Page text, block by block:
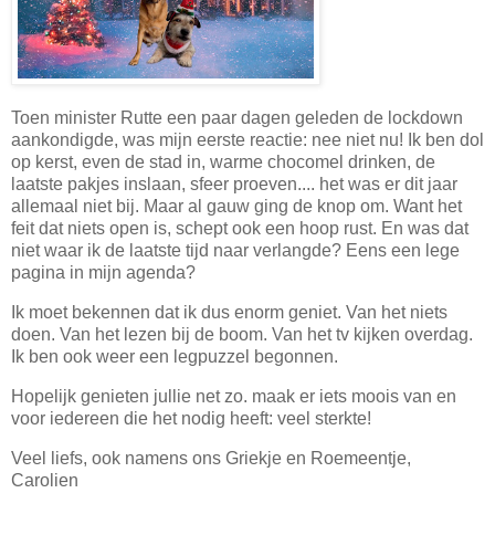
Toen minister Rutte een paar dagen geleden de lockdown
aankondigde, was mijn eerste reactie: nee niet nu! Ik ben dol
op kerst, even de stad in, warme chocomel drinken, de
laatste pakjes inslaan, sfeer proeven.... het was er dit jaar
allemaal niet bij. Maar al gauw ging de knop om. Want het
feit dat niets open is, schept ook een hoop rust. En was dat
niet waar ik de laatste tijd naar verlangde? Eens een lege
pagina in mijn agenda?
Ik moet bekennen dat ik dus enorm geniet. Van het niets
doen. Van het lezen bij de boom. Van het tv kijken overdag.
Ik ben ook weer een legpuzzel begonnen.
Hopelijk genieten jullie net zo. maak er iets moois van en
voor iedereen die het nodig heeft: veel sterkte!
Veel liefs, ook namens ons Griekje en Roemeentje,
Carolien